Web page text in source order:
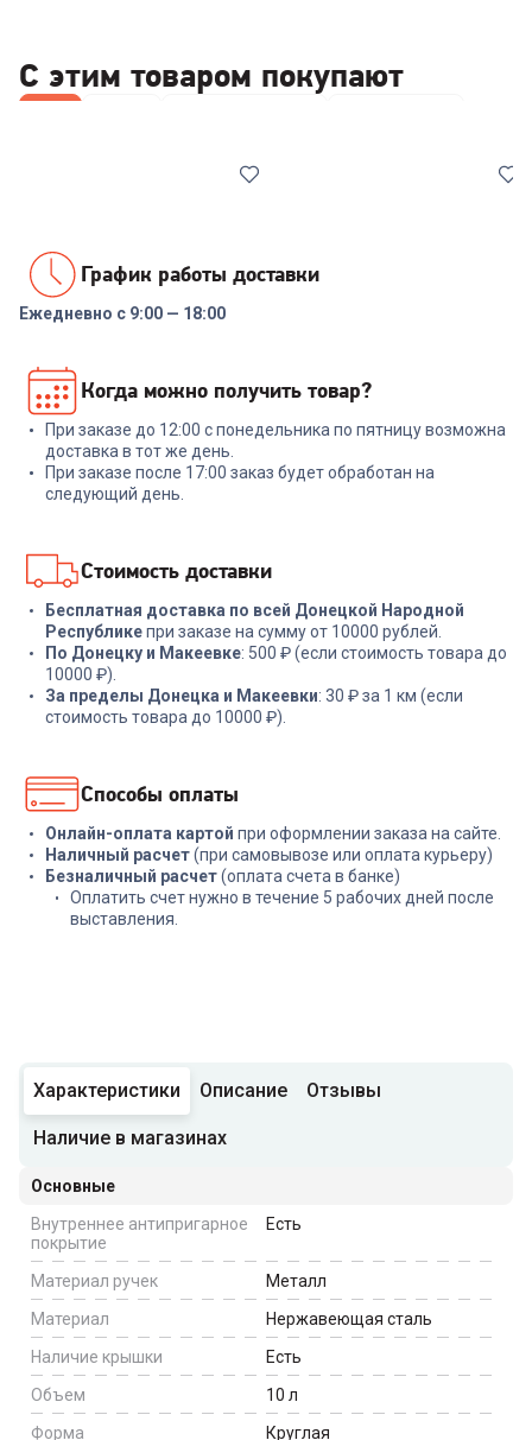
С этим товаром покупают
Набор ножей RONDELL RD-
1130 Urban Ultimate Набор из
5 ножей с подст.
+ 329 бонусов
10 999₽
NADOBA ANEZKA 7 пр
8 999₽
График работы доставки
Ежедневно с 9:00 — 18:00
Когда можно получить товар?
При заказе до 12:00 с понедельника по пятницу возможна
доставка в тот же день.
При заказе после 17:00 заказ будет обработан на
следующий день.
Стоимость доставки
Бесплатная доставка по всей Донецкой Народной
Республикепри заказе на сумму от 10000 рублей.
По Донецку и Макеевке: 500 ₽ (если стоимость товара до
10000 ₽).
За пределы Донецка и Макеевки: 30 ₽ за 1 км (если
стоимость товара до 10000 ₽).
Способы оплаты
Онлайн-оплата картой при оформлении заказа на сайте.
Наличный расчет(при самовывозе или оплата курьеру)
Безналичный расчет(оплата счета в банке)
Оплатить счет нужно в течение 5 рабочих дней после
выставления.
Характеристики Описание Отзывы
Наличие в магазинах
Основные
Внутреннее антипригарное
покрытие
Есть
Материал ручек
Металл
Материал
Нержавеющая сталь
Наличие крышки
Есть
Объем
10 л
Форма
Круглая